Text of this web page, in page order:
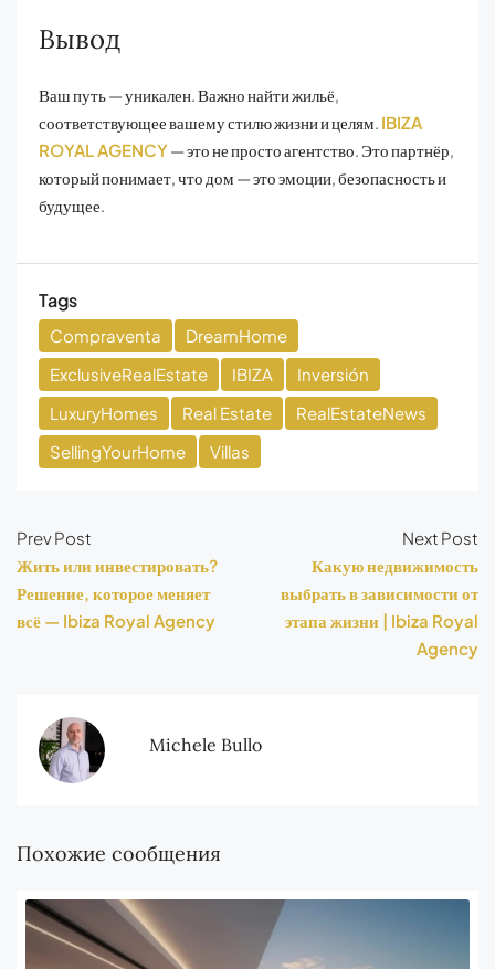
Вывод
Ваш путь — уникален. Важно найти жильё,
соответствующее вашему стилю жизни и целям. IBIZA
ROYAL AGENCY— это не просто агентство. Это партнёр,
который понимает, что дом — это эмоции, безопасность и
будущее.
Tags
Compraventa
DreamHome
ExclusiveRealEstate
IBIZA
Inversión
LuxuryHomes
Real Estate
RealEstateNews
SellingYourHome
Villas
Prev Post
Жить или инвестировать?
Решение, которое меняет
всё — Ibiza Royal Agency
Next Post
Какую недвижимость
выбрать в зависимости от
этапа жизни | Ibiza Royal
Agency
Michele Bullo
Похожие сообщения